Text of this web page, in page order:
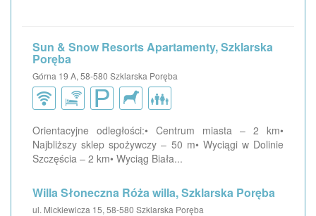
Sun & Snow Resorts Apartamenty, Szklarska
Poręba
Górna 19 A, 58-580 Szklarska Poręba
Orientacyjne odległości:• Centrum miasta – 2 km•
Najbliższy sklep spożywczy – 50 m• Wyciągi w Dolinie
Szczęścia – 2 km• Wyciąg Biała...
Willa Słoneczna Róża willa, Szklarska Poręba
ul. Mickiewicza 15, 58-580 Szklarska Poręba